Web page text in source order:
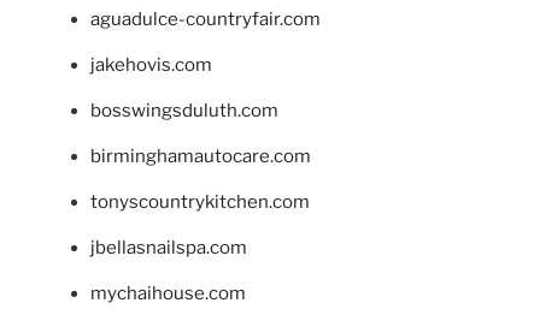
aguadulce-countryfair.com
jakehovis.com
bosswingsduluth.com
birminghamautocare.com
tonyscountrykitchen.com
jbellasnailspa.com
mychaihouse.com